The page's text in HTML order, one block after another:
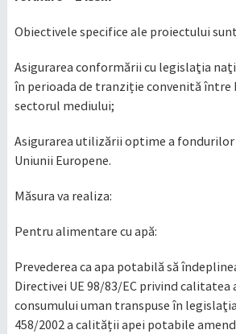
Obiectivele specifice ale proiectului
Asigurarea conformării cu legislaţia
în perioada de tranziție convenită între
sectorul mediului;
Asigurarea utilizării optime a fondurilor
Uniunii Europene.
Măsura va realiza:
Pentru alimentare cu apă:
Prevederea ca apa potabilă să
Directivei UE 98/83/EC privind calitatea
consumului uman transpuse în
458/2002 a calității apei potabile